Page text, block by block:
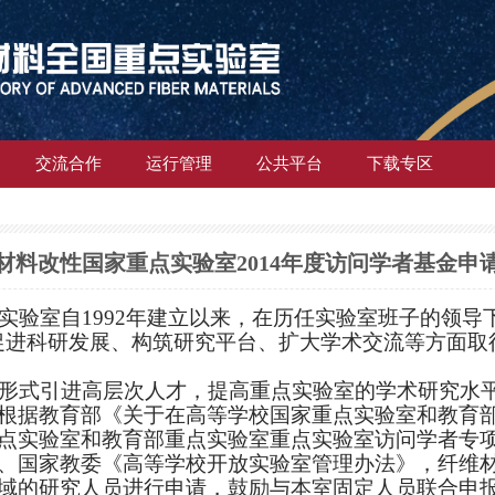
交流合作 运行管理 公共平台 下载专区
料改性国家重点实验室2014年度访问学者基金申
验室自1992年建立以来，在历任实验室班子的领导
科研发展、构筑研究平台、扩大学术交流等方面
式引进高层次人才，提高重点实验室的学术研究水
据教育部《关于在高等学校国家重点实验室和教育
实验室和教育部重点实验室重点实验室访问学者专
国家教委《高等学校开放实验室管理办法》，纤维
的研究人员进行申请，鼓励与本室固定人员联合申